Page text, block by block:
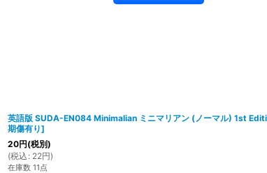
英語版 SUDA-EN084 Minimalian ミニマリアン (ノーマル) 1st
期傷有り]
20円(税別)
(税込 : 22円)
在庫数 11点